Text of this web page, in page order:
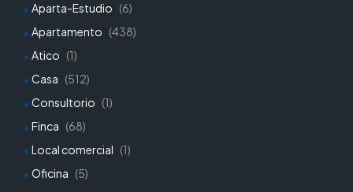
Aparta-Estudio (6)
Apartamento (438)
Atico (1)
Casa (512)
Consultorio (1)
Finca (68)
Local comercial (1)
Oficina (5)